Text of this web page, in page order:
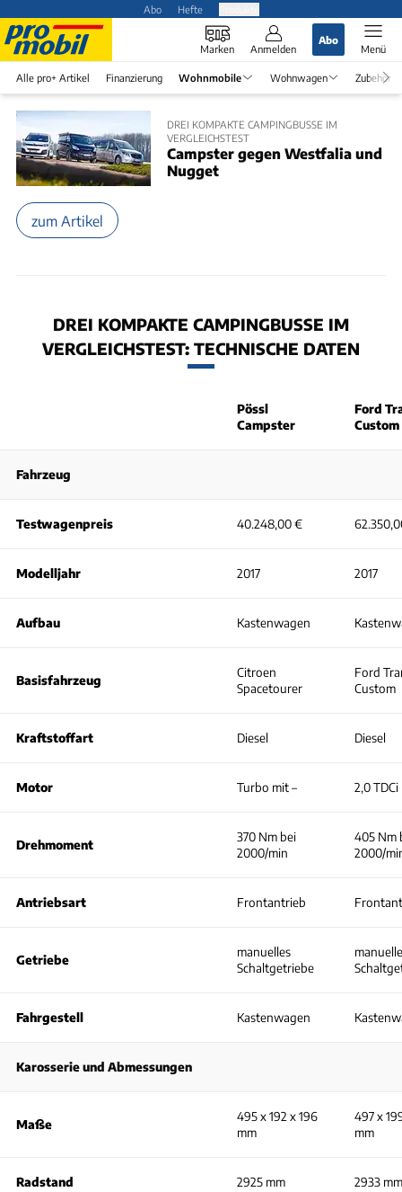
Abo Hefte
Marken Anmelden
Abo
Menü
Alle pro+ Artikel Finanzierung Wohnmobile Wohnwagen Zubehör
DREI KOMPAKTE CAMPINGBUSSE IM
VERGLEICHSTEST
Campster gegen Westfalia und
Nugget
zum Artikel
DREI KOMPAKTE CAMPINGBUSSE IM
VERGLEICHSTEST: TECHNISCHE DATEN
Pössl
Campster
Ford
Custom
Fahrzeug
Testwagenpreis 40.248,00 €
Modelljahr 2017 2017
Aufbau Kastenwagen
Basisfahrzeug
Citroen
Spacetourer
Ford
Custom
Kraftstoffart Diesel Diesel
Motor Turbo mit – 2,0 TDCi
Drehmoment
370 Nm bei
2000/min
405 Nm
2000/
Antriebsart Frontantrieb
Getriebe
manuelles
Schaltgetriebe
Fahrgestell Kastenwagen
Karosserie und Abmessungen
Maße
495 x 192 x 196
mm
497 x
mm
Radstand 2925 mm 2933 mm